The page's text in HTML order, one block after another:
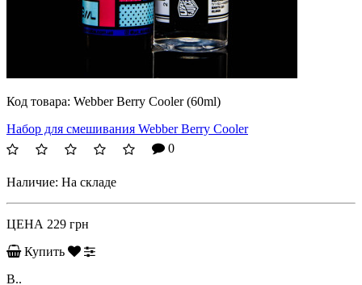
Код товара: Webber Berry Cooler (60ml)
Набор для смешивания Webber Berry Cooler
0
Наличие: На складе
ЦЕНА 229 грн
Купить
B..